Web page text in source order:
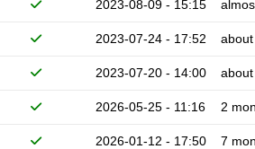
2023-08-09 - 15:15
2023-07-24 - 17:52
2023-07-20 - 14:00
2026-05-25 - 11:16 2
2026-01-12 - 17:50 7